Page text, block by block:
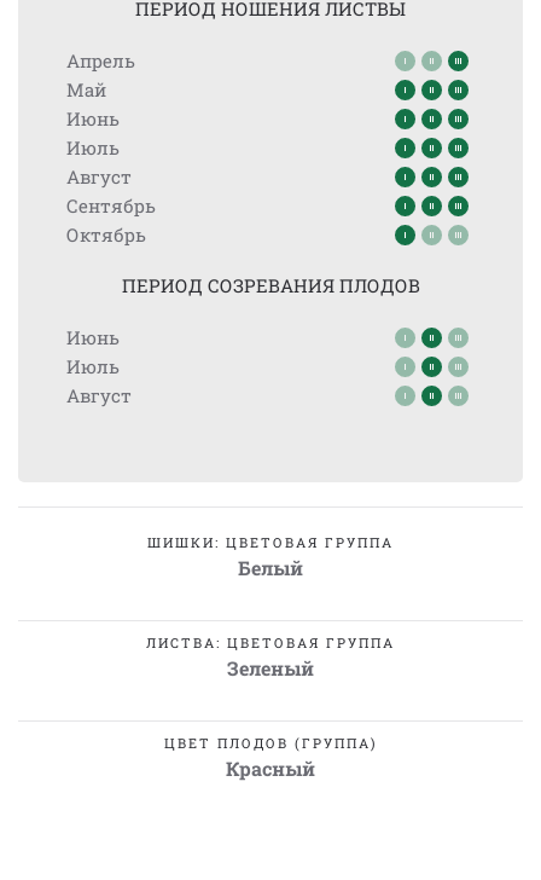
ПЕРИОД НОШЕНИЯ ЛИСТВЫ
Апрель
Май
Июнь
Июль
Август
Сентябрь
Октябрь
ПЕРИОД СОЗРЕВАНИЯ ПЛОДОВ
Июнь
Июль
Август
ШИШКИ: ЦВЕТОВАЯ ГРУППА
Белый
ЛИСТВА: ЦВЕТОВАЯ ГРУППА
Зеленый
ЦВЕТ ПЛОДОВ (ГРУППА)
Красный